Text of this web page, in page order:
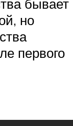
бывает
но
первого